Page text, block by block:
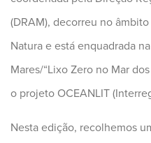
(DRAM), decorreu no
Natura e está enquadrada
Mares/“Lixo Zero no Mar
o projeto OCEANLIT
Nesta edição, recolhemos